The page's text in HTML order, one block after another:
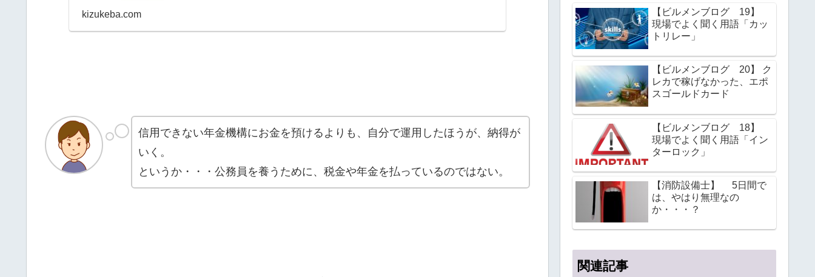
kizukeba.com
信用できない年金機構にお金を預けるよりも、自分で運用したほうが、納得が
いく。
というか・・・公務員を養うために、税金や年金を払っているのではない。
【ビルメンブログ 19】
現場でよく聞く用語「カッ
トリレー」
【ビルメンブログ 20】 ク
レカで稼げなかった、エポ
スゴールドカード
【ビルメンブログ 18】
現場でよく聞く用語「イン
ターロック」
【消防設備士】 5日間で
は、やはり無理なの
か・・・？
関連記事